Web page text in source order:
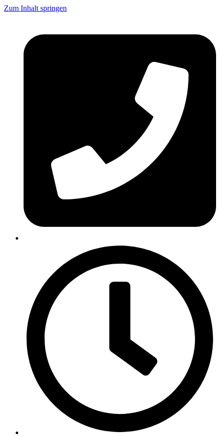
Zum Inhalt springen